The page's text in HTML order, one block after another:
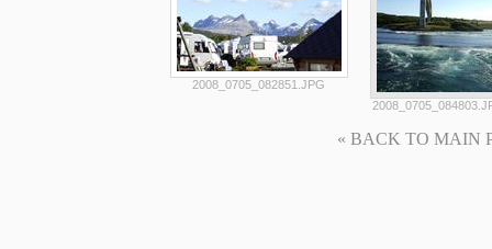
2008_0705_082851.JPG
« BACK TO MAIN